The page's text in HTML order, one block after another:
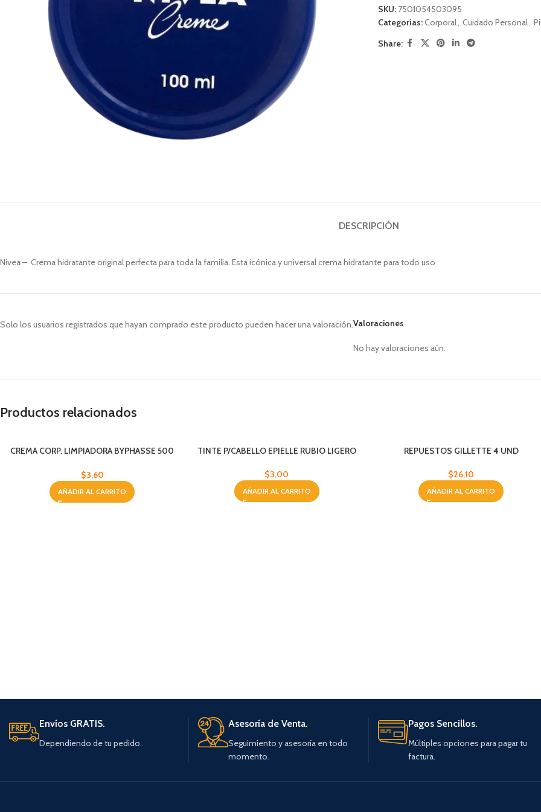
SKU: 7501054503095
Categorías:Corporal, Cuidado Personal,
Share:
DESCRIPCIÓN
Nivea – Crema hidratante original perfecta para toda la familia. Esta icónica y universal crema hidratante para todo uso
Valoraciones
No hay valoraciones aún.
Solo los usuarios registrados que hayan comprado este producto pueden hacer una valoración.
Productos relacionados
CREMA CORP. LIMPIADORA BYPHASSE 500
$3,60
AÑADIR AL CARRITO
TINTE P/CABELLO EPIELLE RUBIO LIGERO
$3,00
AÑADIR AL CARRITO
REPUESTOS GILLETTE 4 UND
$26,10
AÑADIR AL CARRITO
Envíos GRATIS.
Dependiendo de tu pedido.
Asesoría de Venta.
Seguimiento y asesoría en todo
momento.
Pagos Sencillos.
Múltiples opciones para pagar tu
factura.